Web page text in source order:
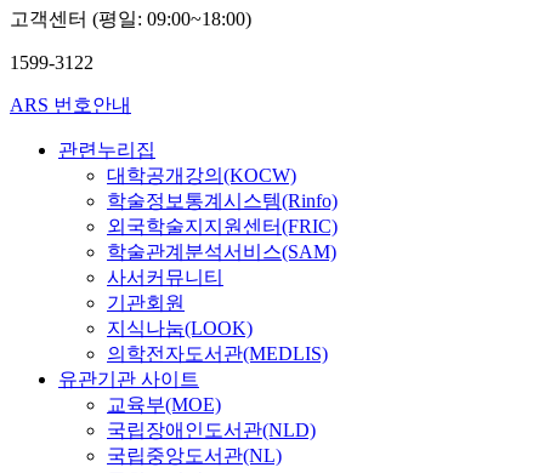
고객센터 (평일: 09:00~18:00)
1599-3122
ARS 번호안내
관련누리집
대학공개강의(KOCW)
학술정보통계시스템(Rinfo)
외국학술지지원센터(FRIC)
학술관계분석서비스(SAM)
사서커뮤니티
기관회원
지식나눔(LOOK)
의학전자도서관(MEDLIS)
유관기관 사이트
교육부(MOE)
국립장애인도서관(NLD)
국립중앙도서관(NL)